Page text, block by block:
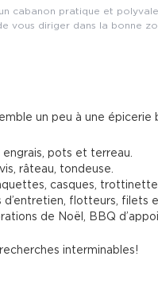
cabanon pratique et
vous diriger dans la bonne
un peu à une épicerie
engrais, pots et terreau.
râteau, tondeuse.
casques,
d’entretien, flotteurs, filets
de Noël, BBQ
interminables!